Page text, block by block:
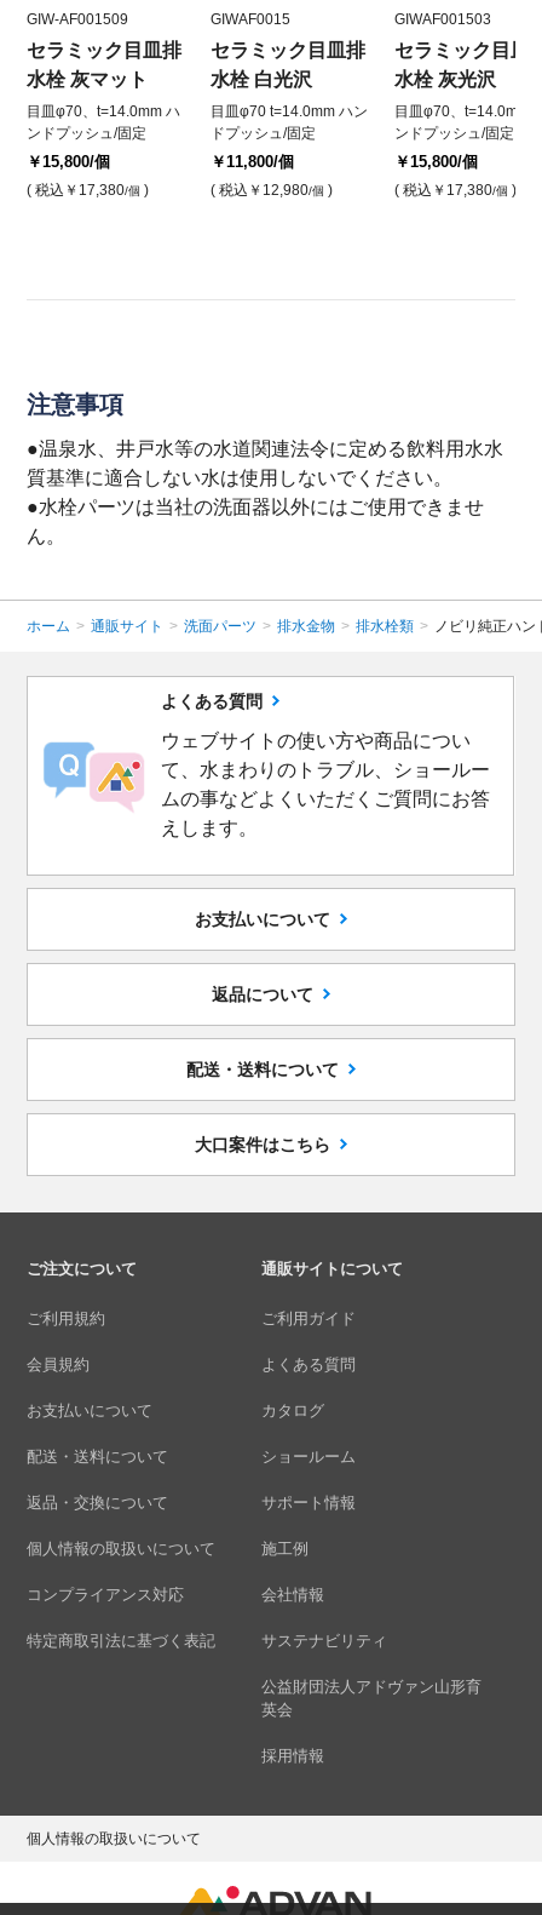
GIW-AF001509
セラミック目皿排
水栓 灰マット
目皿φ70、t=14.0mm ハ
ンドプッシュ/固定
￥15,800/個
( 税込 ￥17,380/個 )
GIWAF0015
セラミック目皿排
水栓 白光沢
目皿φ70 t=14.0mm ハン
ドプッシュ/固定
￥11,800/個
( 税込 ￥12,980/個 )
GIWAF001503
セラミック目皿
水栓 灰光沢
目皿φ70、t=14.0mm
ンドプッシュ/固定
￥15,800/個
( 税込 ￥17,380/個 )
注意事項
●温泉水、井戸水等の水道関連法令に定める飲料用水水
質基準に適合しない水は使用しないでください。
●水栓パーツは当社の洗面器以外にはご使用できませ
ん。
ホーム > 通販サイト > 洗面パーツ > 排水金物 > 排水栓類 > ノビリ純正ハ
よくある質問
ウェブサイトの使い方や商品につい
て、水まわりのトラブル、ショールー
ムの事などよくいただくご質問にお答
えします。
お支払いについて
返品について
配送・送料について
大口案件はこちら
ご注文について
ご利用規約
会員規約
お支払いについて
配送・送料について
返品・交換について
個人情報の取扱いについて
コンプライアンス対応
特定商取引法に基づく表記
通販サイトについて
ご利用ガイド
よくある質問
カタログ
ショールーム
サポート情報
施工例
会社情報
サステナビリティ
公益財団法人アドヴァン山形育
英会
採用情報
個人情報の取扱いについて